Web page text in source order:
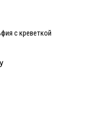
с креветкой